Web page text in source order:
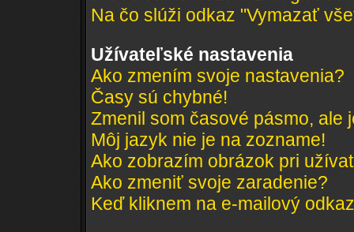
Na čo slúži odkaz "Vymazať
Užívateľské nastavenia
Ako zmením svoje nastavenia?
Časy sú chybné!
Zmenil som časové pásmo, ale
Môj jazyk nie je na zozname!
Ako zobrazím obrázok pri
Ako zmeniť svoje zaradenie?
Keď kliknem na e-mailový